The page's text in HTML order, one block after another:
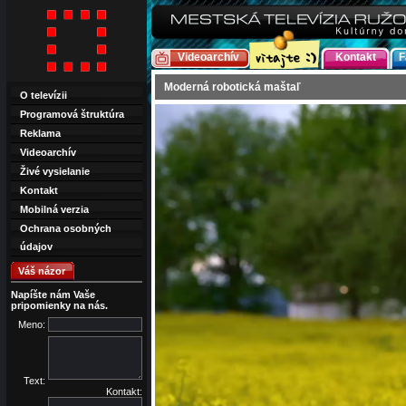
Videoarchív Kontakt
Moderná robotická maštaľ
O televízii
Programová štruktúra
Reklama
Videoarchív
Živé vysielanie
Kontakt
Mobilná verzia
Ochrana osobných
údajov
Váš názor
Napíšte nám Vaše
pripomienky na nás.
Meno:
Text:
Kontakt: